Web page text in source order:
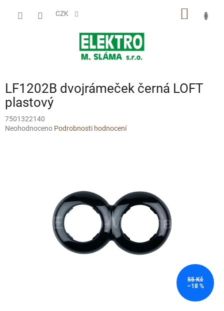
CZK
LF1202B dvojrámeček černá LOFT
plastový
7501322140
Průměrné
Neohodnoceno Podrobnosti hodnocení
55 Kč
–18 %